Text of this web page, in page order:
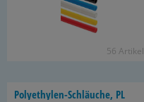
56 Ar­ti­kel
Polyethylen-​Schläuche, PL